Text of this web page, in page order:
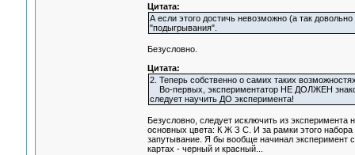
Цитата:
А если этого достичь невозможно (а так
"подыгрывания".
Безусловно.
Цитата:
2. Теперь собственно о самих таких
Во-первых, экспериментатор НЕ ДОЛЖЕН
следует научить ДО эксперимента!
Безусловно, следует исключить из
основных цвета: К Ж З С. И за рамки этого
запутывание. Я бы вообще начинал эксперимент
картах - черный и красный...